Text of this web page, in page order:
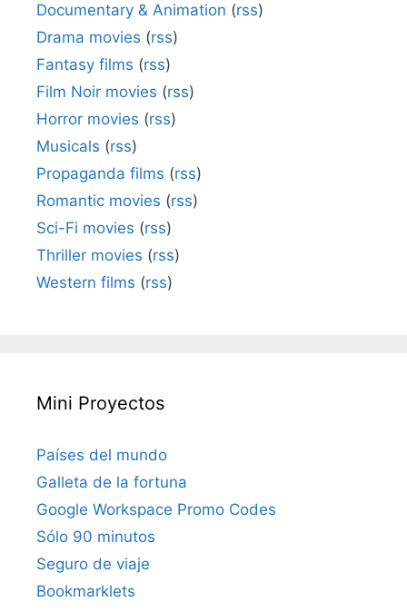
Documentary & Animation (rss)
Drama movies (rss)
Fantasy films (rss)
Film Noir movies (rss)
Horror movies (rss)
Musicals (rss)
Propaganda films (rss)
Romantic movies (rss)
Sci-Fi movies (rss)
Thriller movies (rss)
Western films (rss)
Mini Proyectos
Países del mundo
Galleta de la fortuna
Google Workspace Promo Codes
Sólo 90 minutos
Seguro de viaje
Bookmarklets